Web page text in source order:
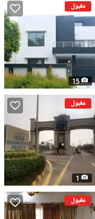
مقبول
15
مقبول
1
مقبول